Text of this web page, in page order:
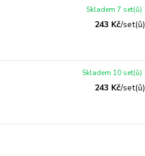
243 Kč/set(ů)
Skladem 7 set(ů)
243 Kč/set(ů)
Skladem 10 set(ů)